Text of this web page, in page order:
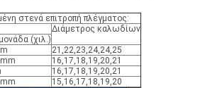
στενά επιτροπή πλέγματος:
Διάμετρος καλωδίων
(χιλ.)
21,22,23,24,24,25
16,17,18,19,20,21
16,17,18,19,20,21
15,16,17,18,19,20